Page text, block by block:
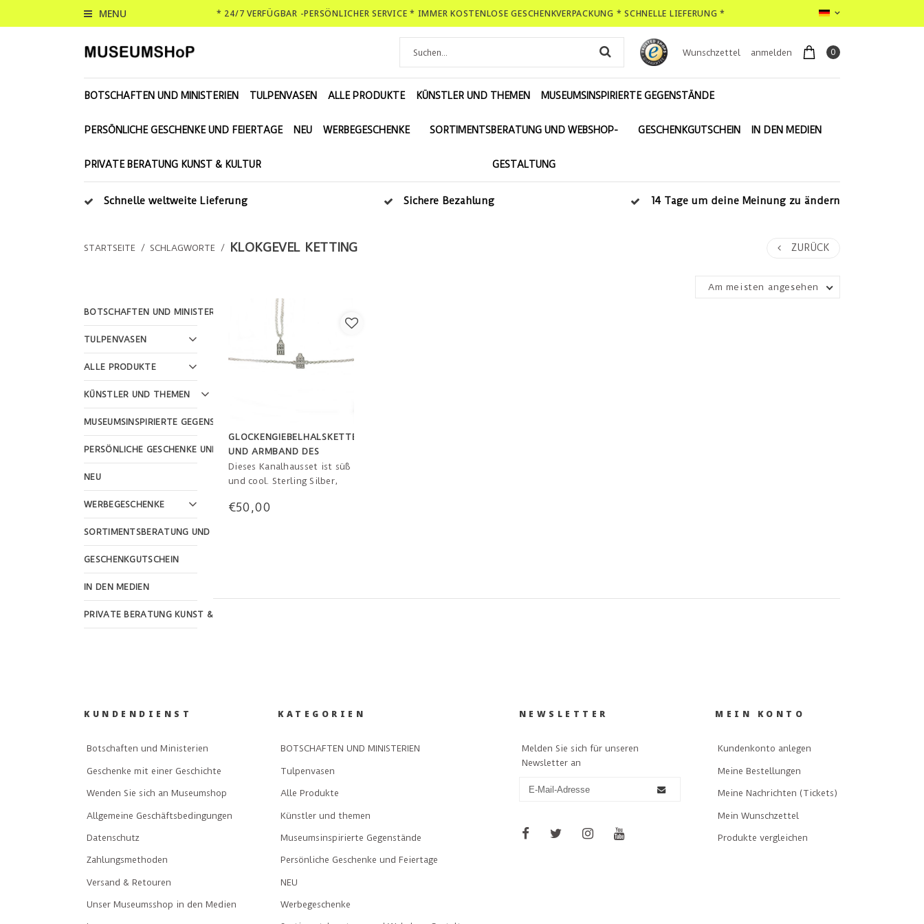
MENU * 24/7 VERFÜGBAR -PERSÖNLICHER SERVICE * IMMER KOSTENLOSE GESCHENKVERPACKUNG * SCHNELLE LIEFERUNG *
Wunschzettel anmelden 0
BOTSCHAFTEN UND MINISTERIEN TULPENVASEN ALLE PRODUKTE KÜNSTLER UND THEMEN MUSEUMSINSPIRIERTE GEGENSTÄNDE
PERSÖNLICHE GESCHENKE UND FEIERTAGE NEU WERBEGESCHENKE SORTIMENTSBERATUNG UND WEBSHOP-
GESTALTUNG
GESCHENKGUTSCHEIN IN DEN MEDIEN
PRIVATE BERATUNG KUNST & KULTUR
Schnelle weltweite Lieferung Sichere Bezahlung 14 Tage um deine Meinung zu ändern
STARTSEITE / SCHLAGWORTE / KLOKGEVEL KETTING ZURÜCK
Am meisten angesehen
BOTSCHAFTEN UND MINISTERIEN
TULPENVASEN
ALLE PRODUKTE
KÜNSTLER UND THEMEN
MUSEUMSINSPIRIERTE GEGENSTÄNDE
PERSÖNLICHE GESCHENKE UND FEIERTAGE
NEU
WERBEGESCHENKE
SORTIMENTSBERATUNG UND WEBSHOP-GESTALTUNG
GESCHENKGUTSCHEIN
IN DEN MEDIEN
PRIVATE BERATUNG KUNST & KULTUR
GLOCKENGIEBELHALSKETTE
UND ARMBAND DES
KANALHAUSES
Dieses Kanalhausset ist süß
und cool. Sterling Silber,
handgefertigt. Ein perfektes
€50,00
KUNDENDIENST
Botschaften und Ministerien
Geschenke mit einer Geschichte
Wenden Sie sich an Museumshop
Allgemeine Geschäftsbedingungen
Datenschutz
Zahlungsmethoden
Versand & Retouren
Unser Museumsshop in den Medien
KATEGORIEN
BOTSCHAFTEN UND MINISTERIEN
Tulpenvasen
Alle Produkte
Künstler und themen
Museumsinspirierte Gegenstände
Persönliche Geschenke und Feiertage
NEU
Werbegeschenke
NEWSLETTER
Melden Sie sich für unseren
Newsletter an
MEIN KONTO
Kundenkonto anlegen
Meine Bestellungen
Meine Nachrichten (Tickets)
Mein Wunschzettel
Produkte vergleichen